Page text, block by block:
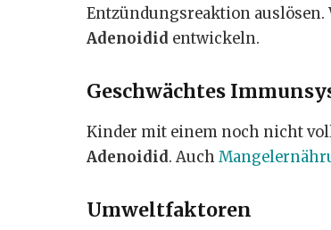
Entzündungsreaktion
Adenoidid entwickeln.
Geschwächtes
Kinder mit einem noch nicht
Adenoidid. Auch
Umweltfaktoren